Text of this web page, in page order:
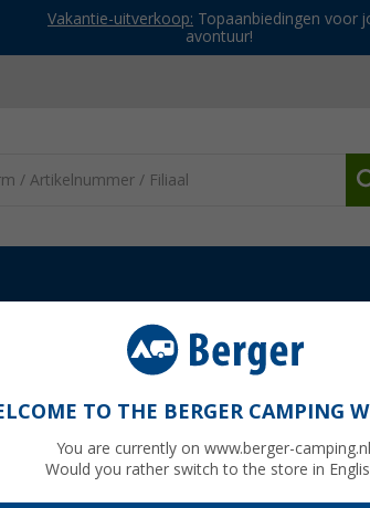
Vakantie-uitverkoop: Topaanbiedingen voor
avontuur!
montageset voor zijpanelen van luifel Side
luifel Side W Pro F45/F80/
TO THE BERGER CAMPING
You are currently on www.berger-
Would you rather switch to the store in